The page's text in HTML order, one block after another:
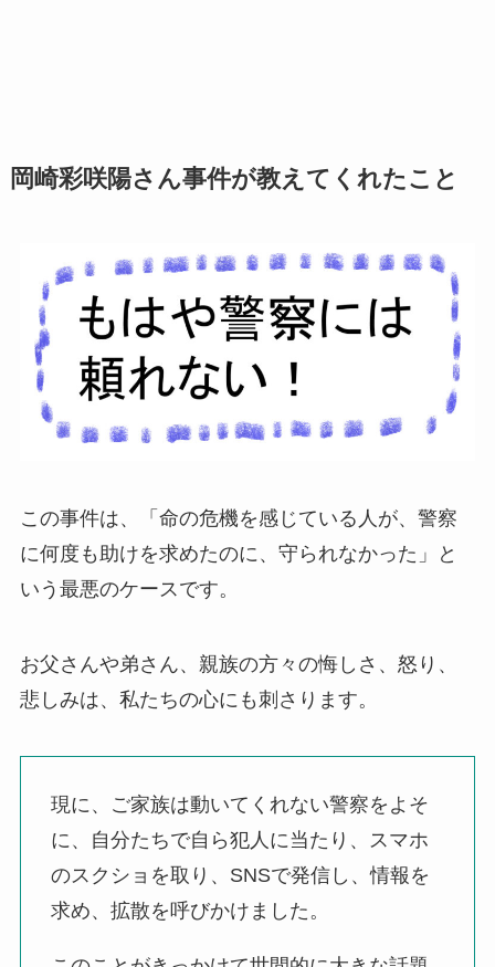
岡崎彩咲陽さん事件が教えてくれたこと
この事件は、「命の危機を感じている人が、警察
に何度も助けを求めたのに、守られなかった」と
いう最悪のケースです。
お父さんや弟さん、親族の方々の悔しさ、怒り、
悲しみは、私たちの心にも刺さります。
現に、ご家族は動いてくれない警察をよそ
に、自分たちで自ら犯人に当たり、スマホ
のスクショを取り、SNSで発信し、情報を
求め、拡散を呼びかけました。